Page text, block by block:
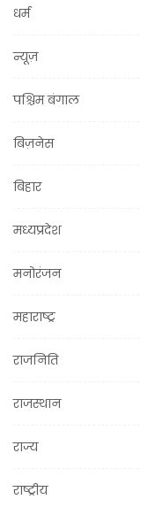
धर्म
न्यूज़
पश्चिम बंगाल
बिज़नेस
बिहार
मध्यप्रदेश
मनोरंजन
महाराष्ट्र
राजनिति
राजस्थान
राज्य
राष्ट्रीय